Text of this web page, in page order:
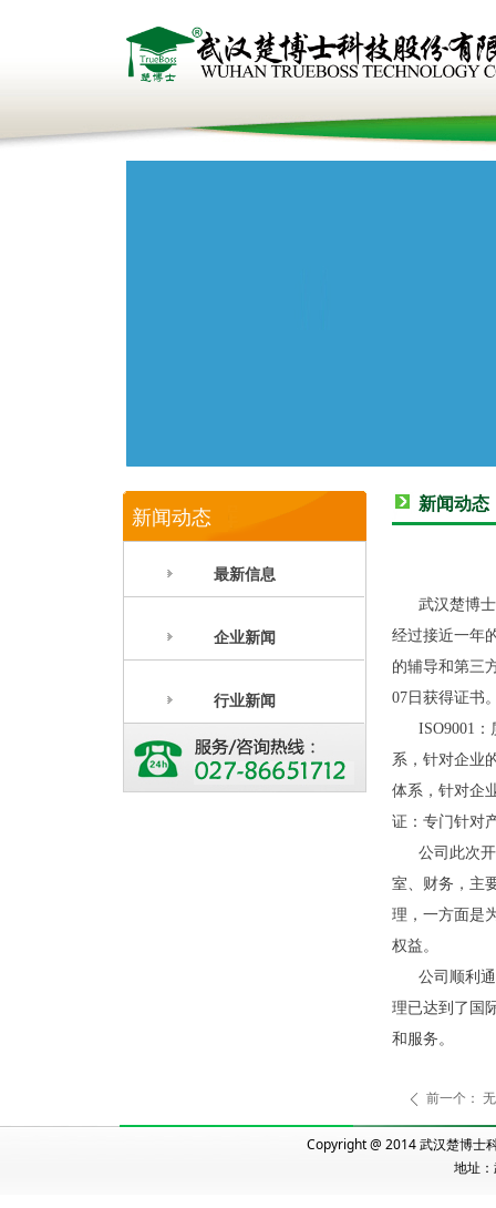
最新信息
企业新闻
行业新闻
新闻动态
新闻动态
武汉楚博士
经过接近一年
的辅导和第三
07日获得证书
ISO9001：
系，针对企业
体系，针对企
证：专门针对
公司此次开
室、财务，主
理，一方面是
权益。
公司顺利通
理已达到了国
和服务。
ꄴ 前一个： 无
Copyright @ 2014 武汉楚博士
地址